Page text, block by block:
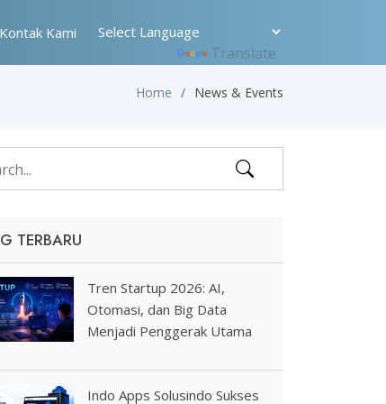
Kontak Kami
Translate
Home News & Events
TERBARU
Tren Startup 2026: AI,
Otomasi, dan Big Data
Menjadi Penggerak Utama
Indo Apps Solusindo Sukses